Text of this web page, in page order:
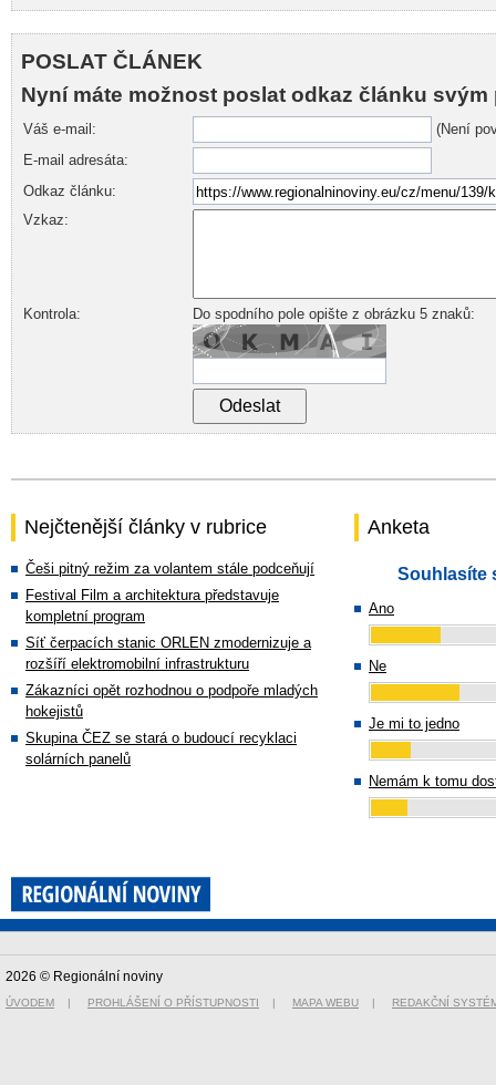
POSLAT ČLÁNEK
Nyní máte možnost poslat odkaz článku svým
Váš e-mail:
(Není
E-mail adresáta:
Odkaz článku:
Vzkaz:
Kontrola: Do spodního pole opište z obrázku 5 znaků:
Nejčtenější články v rubrice
Češi pitný režim za volantem stále podceňují
Festival Film a architektura představuje
kompletní program
Síť čerpacích stanic ORLEN zmodernizuje a
rozšíří elektromobilní infrastrukturu
Zákazníci opět rozhodnou o podpoře mladých
hokejistů
Skupina ČEZ se stará o budoucí recyklaci
solárních panelů
Anketa
Souhlasíte
Ano
Ne
Je mi to jedno
Nemám k tomu
2026 © Regionální noviny
ÚVODEM | PROHLÁŠENÍ O PŘÍSTUPNOSTI | MAPA WEBU | REDAKČNÍ